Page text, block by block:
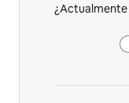
¿Actualmente